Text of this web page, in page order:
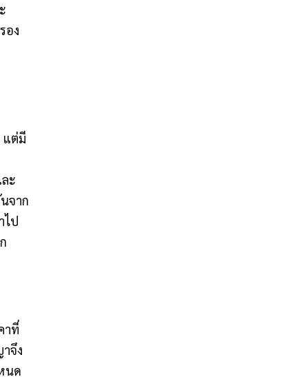
อง
แต่มี
ะ
จาก
ไป
าที่
จึง
นด